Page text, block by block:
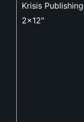
Krisis Publishing
2x12"